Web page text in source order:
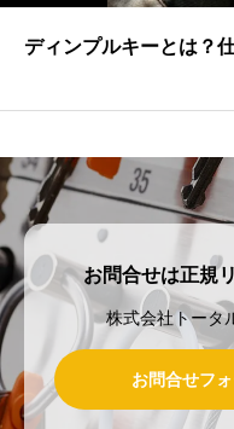
ディンプルキーとは？
お問合せは正規
株式会社トータ
お問合せフ